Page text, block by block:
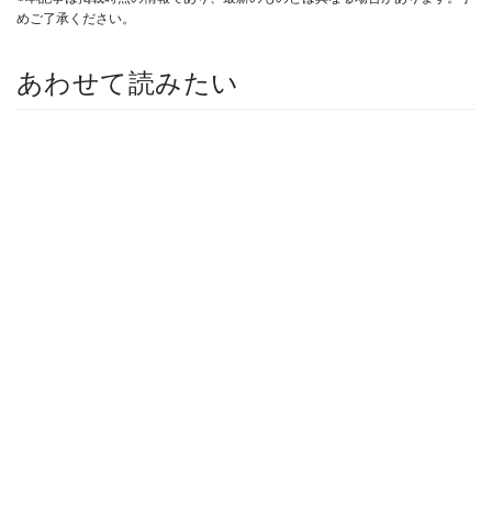
めご了承ください。
あわせて読みたい